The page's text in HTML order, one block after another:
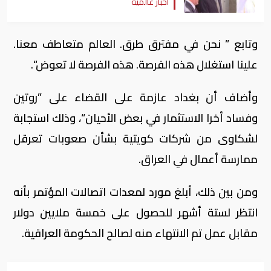
وتابع ” نحن في مفترق طرق. العالم متعاطف معنا.
علينا استغلال هذه الفرصة. هذه الفرصة لا تعوض“.
وأضاف أن بغداد عازمة على القضاء على ”روتين
وفساد أخرا الاستثمار في بعض الأحيان“، وذلك استجابة
لشكاوى من شركات كويتية بشأن صعوبات تعرقل
ممارسة أعمال في العراق.
ومن بين ذلك، أبلغ مورد لمعدات اتصالات المؤتمر بأنه
انتظر لستة أشهر للحصول على خمسة ملايين دولار
مقابل عمل تم الانتهاء منه لصالح الحكومة العراقية.